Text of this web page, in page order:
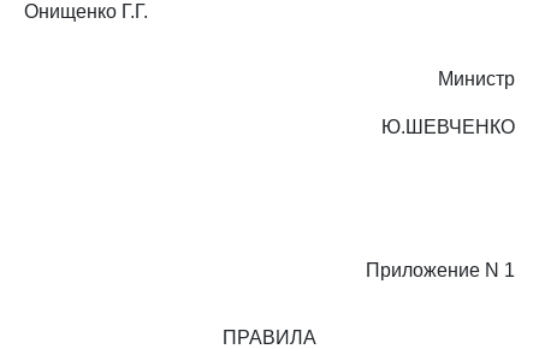
Онищенко Г.Г.
Министр
Ю.ШЕВЧЕНКО
Приложение N 1
ПРАВИЛА